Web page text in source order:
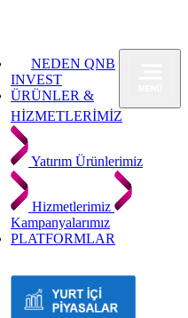
NEDEN QNB
INVEST
ÜRÜNLER &
HİZMETLERİMİZ
Yatırım Ürünlerimiz
Hizmetlerimiz
Kampanyalarımız
PLATFORMLAR